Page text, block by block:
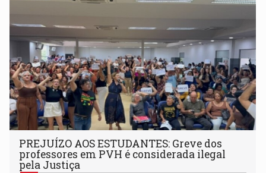
PREJUÍZO AOS ESTUDANTES: Greve dos
professores em PVH é considerada ilegal
pela Justiça